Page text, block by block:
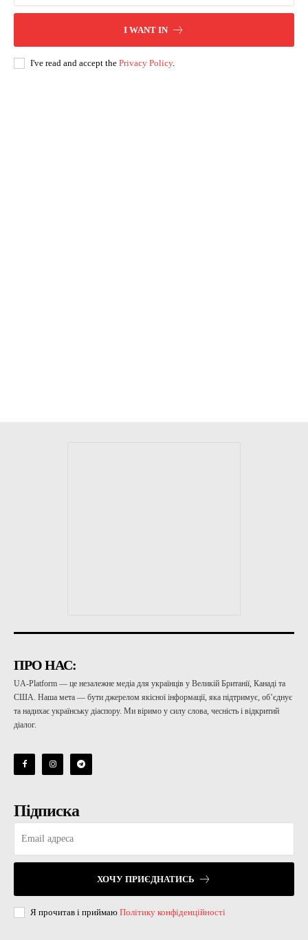
I WANT IN
I've read and accept the Privacy Policy.
ПРО НАС:
UA-Platform — це незалежне медіа для українців у Великій Британії, Канаді та
США. Наша мета — бути джерелом якісної інформації, яка підтримує, об’єднує
та надихає українську діаспору. Ми віримо у силу слова, чесність і відкритий
діалог.
Підписка
ХОЧУ ПРИЄДНАТИСЬ
Я прочитав і приймаю Політику конфіденційності